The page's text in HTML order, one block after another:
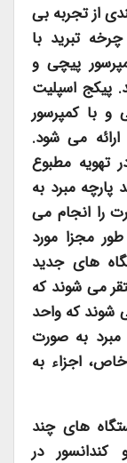
از تجربه بی
تبرید با
پیچی و
پیکج اسپلیت
و با کمپرسور
می شود.
تهویه مطبوع
پارچه مبرد به
را انجام می
طور مجزا مورد
های جدید
می شوند که
شوند که واحد
مبرد به صورت
اجزاء به
های چند
در